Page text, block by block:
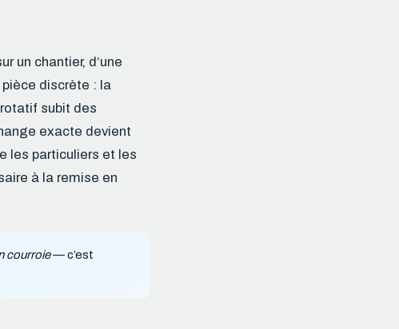
un chantier, d’une
pièce discrète : la
subit des
exacte devient
les particuliers et les
à la remise en
courroie— c’est